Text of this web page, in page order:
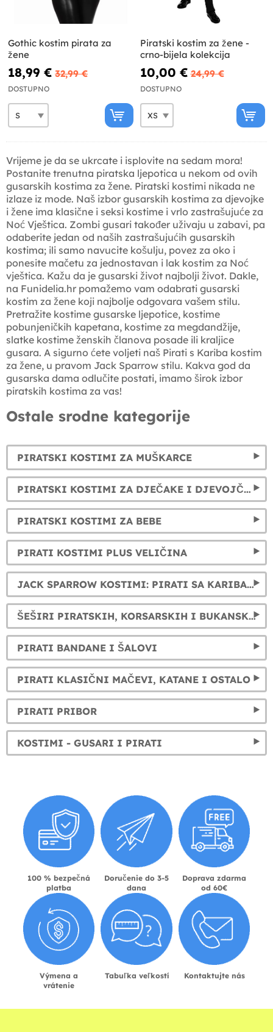
Gothic kostim pirata za
žene
18,99 € 32,99 €
DOSTUPNO
Piratski kostim za žene -
crno-bijela kolekcija
10,00 € 24,99 €
DOSTUPNO
Vrijeme je da se ukrcate i isplovite na sedam mora!
Postanite trenutna piratska ljepotica u nekom od ovih
gusarskih kostima za žene. Piratski kostimi nikada ne
izlaze iz mode. Naš izbor gusarskih kostima za djevojke
i žene ima klasične i seksi kostime i vrlo zastrašujuće za
Noć Vještica. Zombi gusari također uživaju u zabavi, pa
odaberite jedan od naših zastrašujućih gusarskih
kostima; ili samo navucite košulju, povez za oko i
ponesite mačetu za jednostavan i lak kostim za Noć
vještica. Kažu da je gusarski život najbolji život. Dakle,
na Funidelia.hr pomažemo vam odabrati gusarski
kostim za žene koji najbolje odgovara vašem stilu.
Pretražite kostime gusarske ljepotice, kostime
pobunjeničkih kapetana, kostime za megdandžije,
slatke kostime ženskih članova posade ili kraljice
gusara. A sigurno ćete voljeti naš Pirati s Kariba kostim
za žene, u pravom Jack Sparrow stilu. Kakva god da
gusarska dama odlučite postati, imamo širok izbor
piratskih kostima za vas!
Ostale srodne kategorije
PIRATSKI KOSTIMI ZA MUŠKARCE
PIRATSKI KOSTIMI ZA DJEČAKE I DJEVOJČICE. PIRATE FANCY DRESS ZA DJECU
PIRATSKI KOSTIMI ZA BEBE
PIRATI KOSTIMI PLUS VELIČINA
JACK SPARROW KOSTIMI: PIRATI SA KARIBA FANTASTIČNI KOSTIMI
ŠEŠIRI PIRATSKIH, KORSARSKIH I BUKANSKIH ŠEŠIRA
PIRATI BANDANE I ŠALOVI
PIRATI KLASIČNI MAČEVI, KATANE I OSTALO
PIRATI PRIBOR
KOSTIMI - GUSARI I PIRATI
100 % bezpečná
platba
Doručenie do 3-5
dana
Doprava zdarma
od 60€
Výmena a
vrátenie
Tabuľka veľkostí Kontaktujte nás